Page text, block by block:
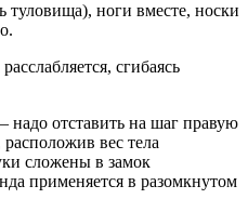
ноги вместе, носки
сгибаясь
надо отставить на шаг правую
вес тела
сложены в замок
применяется в разомкнутом